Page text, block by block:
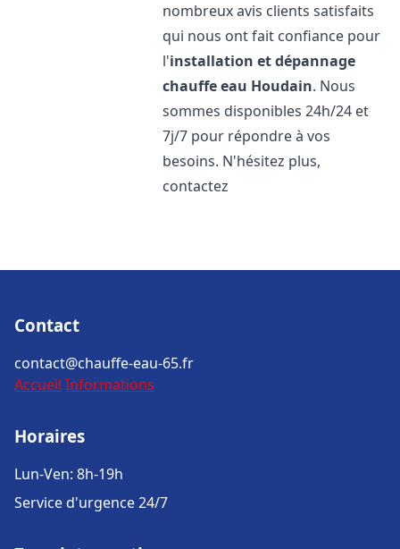
nombreux avis clients satisfaits
qui nous ont fait confiance pour
l'installation et dépannage
chauffe eau Houdain. Nous
sommes disponibles 24h/24 et
7j/7 pour répondre à vos
besoins. N'hésitez plus,
contactez
Contact
contact@chauffe-eau-65.fr
Accueil Informations
Horaires
Lun-Ven: 8h-19h
Service d'urgence 24/7